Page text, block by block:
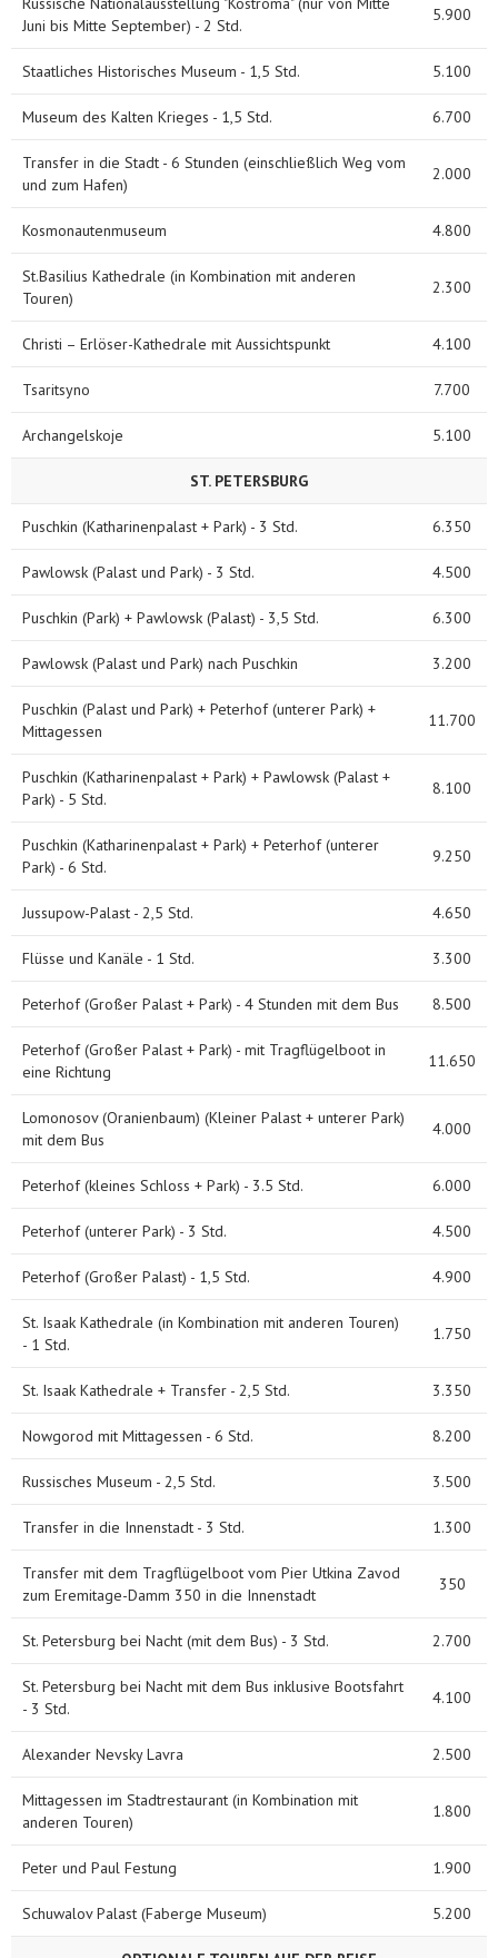
Juni bis Mitte September) - 2 Std.
5.900
Staatliches Historisches Museum - 1,5 Std. 5.100
Museum des Kalten Krieges - 1,5 Std. 6.700
Transfer in die Stadt - 6 Stunden (einschließlich Weg vom
und zum Hafen)
2.000
Kosmonautenmuseum 4.800
St.Basilius Kathedrale (in Kombination mit anderen
Touren)
2.300
Christi – Erlöser-Kathedrale mit Aussichtspunkt 4.100
Tsaritsyno 7.700
Archangelskoje 5.100
ST. PETERSBURG
Puschkin (Katharinenpalast + Park) - 3 Std. 6.350
Pawlowsk (Palast und Park) - 3 Std. 4.500
Puschkin (Park) + Pawlowsk (Palast) - 3,5 Std. 6.300
Pawlowsk (Palast und Park) nach Puschkin 3.200
Puschkin (Palast und Park) + Peterhof (unterer Park) +
Mittagessen
11.700
Puschkin (Katharinenpalast + Park) + Pawlowsk (Palast +
Park) - 5 Std.
8.100
Puschkin (Katharinenpalast + Park) + Peterhof (unterer
Park) - 6 Std.
9.250
Jussupow-Palast - 2,5 Std. 4.650
Flüsse und Kanäle - 1 Std. 3.300
Peterhof (Großer Palast + Park) - 4 Stunden mit dem Bus 8.500
Peterhof (Großer Palast + Park) - mit Tragflügelboot in
eine Richtung
11.650
Lomonosov (Oranienbaum) (Kleiner Palast + unterer Park)
mit dem Bus
4.000
Peterhof (kleines Schloss + Park) - 3.5 Std. 6.000
Peterhof (unterer Park) - 3 Std. 4.500
Peterhof (Großer Palast) - 1,5 Std. 4.900
St. Isaak Kathedrale (in Kombination mit anderen Touren)
- 1 Std.
1.750
St. Isaak Kathedrale + Transfer - 2,5 Std. 3.350
Nowgorod mit Mittagessen - 6 Std. 8.200
Russisches Museum - 2,5 Std. 3.500
Transfer in die Innenstadt - 3 Std. 1.300
Transfer mit dem Tragflügelboot vom Pier Utkina Zavod
zum Eremitage-Damm 350 in die Innenstadt
350
St. Petersburg bei Nacht (mit dem Bus) - 3 Std. 2.700
St. Petersburg bei Nacht mit dem Bus inklusive Bootsfahrt
- 3 Std.
4.100
Alexander Nevsky Lavra 2.500
Mittagessen im Stadtrestaurant (in Kombination mit
anderen Touren)
1.800
Peter und Paul Festung 1.900
Schuwalov Palast (Faberge Museum) 5.200